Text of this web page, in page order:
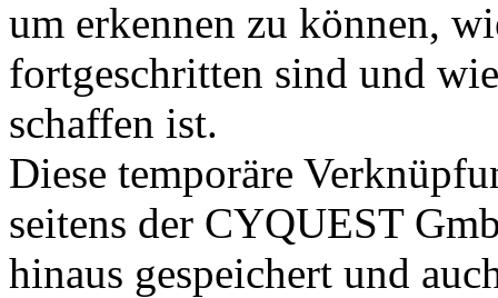
um erkennen zu können,
fortgeschritten sind und
schaffen ist.
Diese temporäre
seitens der CYQUEST
hinaus gespeichert und